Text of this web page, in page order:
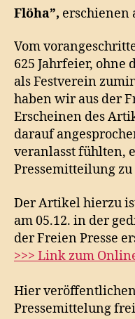
Flöha”, erschienen
Vom
625 Jahrfeier, ohne
als Festverein
haben wir aus der
Erscheinen des
darauf
veranlasst fühlten,
Pressemitteilung zu
Der Artikel hierzu
am 05.12. in der
der Freien Presse
>>> Link zum
Hier
Pressemittelung